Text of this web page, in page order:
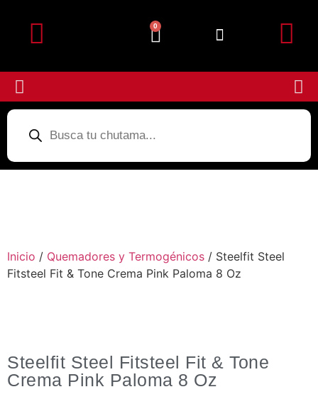
0
Inicio / Quemadores y Termogénicos / Steelfit Steel
Fitsteel Fit & Tone Crema Pink Paloma 8 Oz
Steelfit Steel Fitsteel Fit & Tone
Crema Pink Paloma 8 Oz